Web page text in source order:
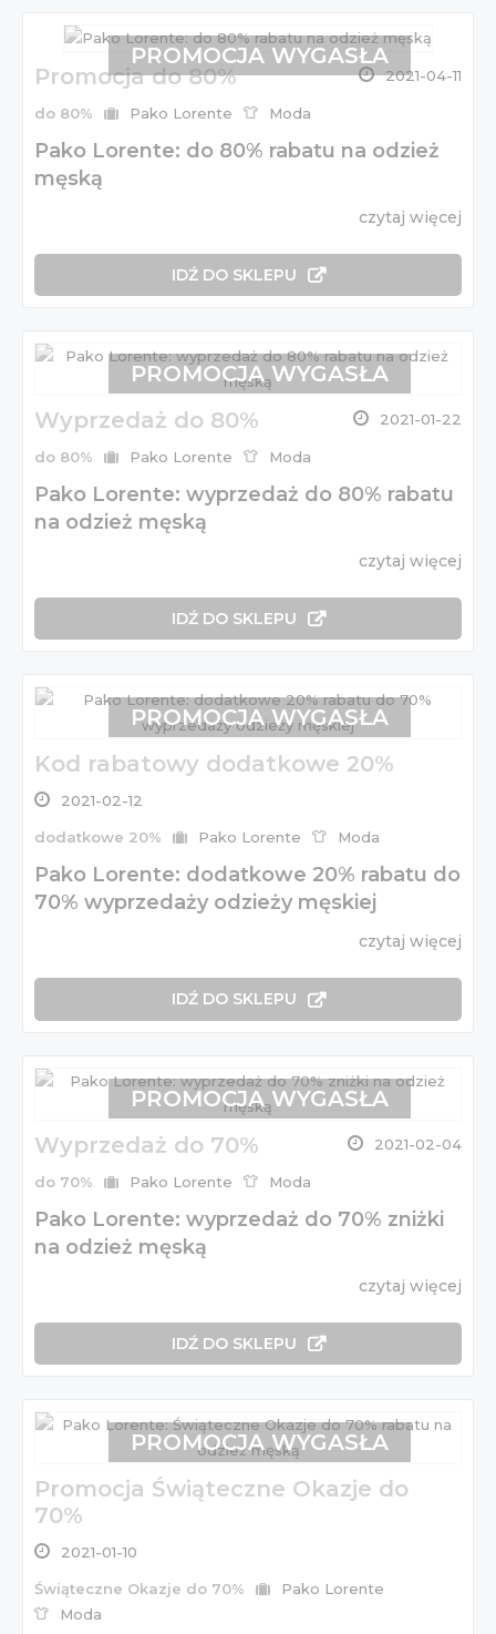
Promocja do 80% 2021-04-11
do 80% Pako Lorente Moda
Pako Lorente: do 80% rabatu na odzież
męską
czytaj więcej
IDŹ DO SKLEPU
PROMOCJA WYGASŁA
Wyprzedaż do 80% 2021-01-22
do 80% Pako Lorente Moda
Pako Lorente: wyprzedaż do 80% rabatu
na odzież męską
czytaj więcej
IDŹ DO SKLEPU
PROMOCJA WYGASŁA
Kod rabatowy dodatkowe 20%
2021-02-12
dodatkowe 20% Pako Lorente Moda
Pako Lorente: dodatkowe 20% rabatu do
70% wyprzedaży odzieży męskiej
czytaj więcej
IDŹ DO SKLEPU
PROMOCJA WYGASŁA
Wyprzedaż do 70% 2021-02-04
do 70% Pako Lorente Moda
Pako Lorente: wyprzedaż do 70% zniżki
na odzież męską
czytaj więcej
IDŹ DO SKLEPU
PROMOCJA WYGASŁA
Promocja Świąteczne Okazje do
70%
2021-01-10
Świąteczne Okazje do 70%
Pako Lorente
Moda
PROMOCJA WYGASŁA